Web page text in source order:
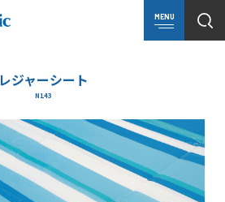
MENU
レジャーシート
N143